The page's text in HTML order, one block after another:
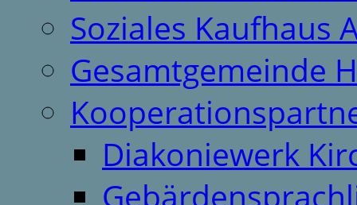
Soziales Kaufhaus
Gesamtgemeinde
Diakoniewerk